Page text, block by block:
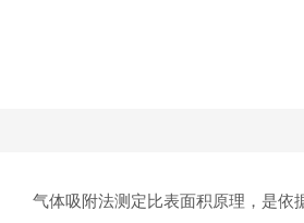
气体吸附法测定比表面积原理，是依据